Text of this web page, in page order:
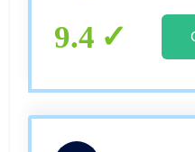
Ricevitore RTL
Confezioni
9.4